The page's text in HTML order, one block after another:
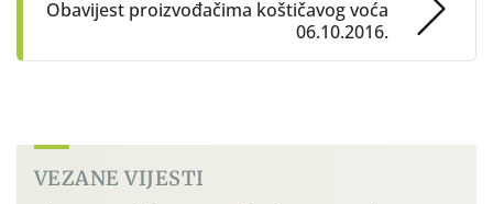
Obavijest proizvođačima koštičavog voća
06.10.2016.
VEZANE VIJESTI